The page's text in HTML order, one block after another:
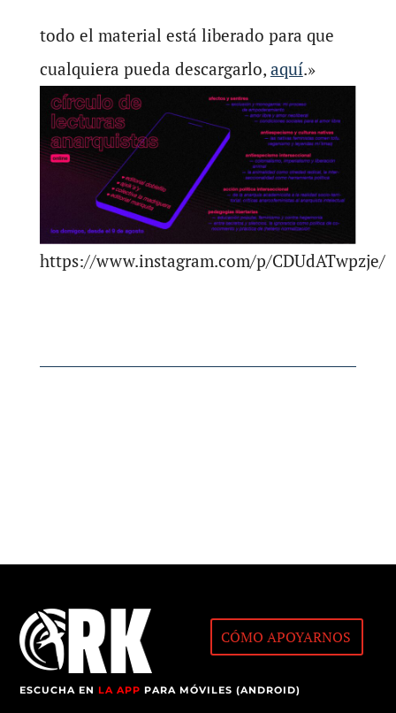
todo el material está liberado para que
cualquiera pueda descargarlo, aquí.»
https://www.instagram.com/p/CDUdATwpzje/
CÓMO APOYARNOS
ESCUCHA ENLA APP PARA MÓVILES (ANDROID)